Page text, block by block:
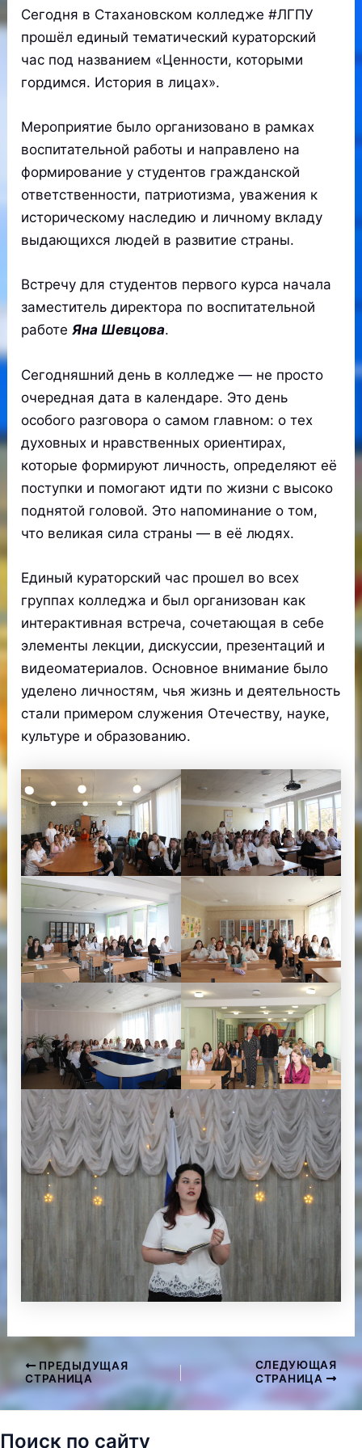
Сегодня в Стахановском колледже #ЛГПУ
прошёл единый тематический кураторский
час под названием «Ценности, которыми
гордимся. История в лицах».
Мероприятие было организовано в рамках
воспитательной работы и направлено на
формирование у студентов гражданской
ответственности, патриотизма, уважения к
историческому наследию и личному вкладу
выдающихся людей в развитие страны.
Встречу для студентов первого курса начала
заместитель директора по воспитательной
работеЯна Шевцова.
Сегодняшний день в колледже — не просто
очередная дата в календаре. Это день
особого разговора о самом главном: о тех
духовных и нравственных ориентирах,
которые формируют личность, определяют её
поступки и помогают идти по жизни с высоко
поднятой головой. Это напоминание о том,
что великая сила страны — в её людях.
Единый кураторский час прошел во всех
группах колледжа и был организован как
интерактивная встреча, сочетающая в себе
элементы лекции, дискуссии, презентаций и
видеоматериалов. Основное внимание было
уделено личностям, чья жизнь и деятельность
стали примером служения Отечеству, науке,
культуре и образованию.
Навигация
по
записям
ПРЕДЫДУЩАЯ
СТРАНИЦА
СЛЕДУЮЩАЯ
СТРАНИЦА
Поиск по сайту